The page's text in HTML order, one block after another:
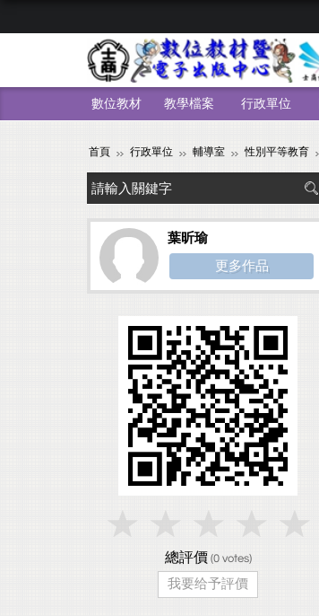
數位教材 教學檔案 行政單位
首頁 行政單位 輔導室 性別平等教育
葉昕瑜
更多作品
總評價 (0votes)
我要给予評價